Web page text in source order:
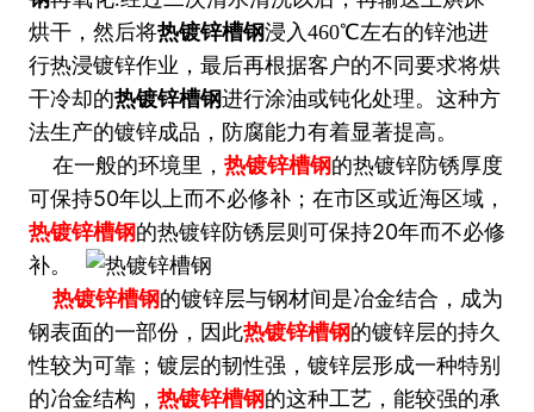
烘干，然后将热镀锌槽钢浸入460℃左右的锌池进
行热浸镀锌作业，最后再根据客户的不同要求将烘
干冷却的热镀锌槽钢进行涂油或钝化处理。这种方
法生产的镀锌成品，防腐能力有着显著提高。
在一般的环境里， 热镀锌槽钢的热镀锌防锈厚度
可保持50年以上而不必修补；在市区或近海区域，
热镀锌槽钢的热镀锌防锈层则可保持20年而不必修
补。
热镀锌槽钢的镀锌层与钢材间是冶金结合，成为
钢表面的一部份，因此热镀锌槽钢的镀锌层的持久
性较为可靠；镀层的韧性强，镀锌层形成一种特别
的冶金结构， 热镀锌槽钢的这种工艺，能较强的承